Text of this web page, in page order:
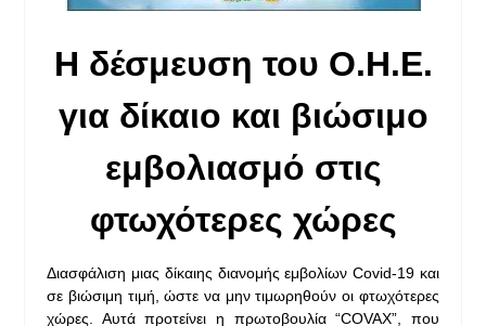
Η δέσμευση του Ο.Η.Ε.
για δίκαιο και βιώσιμο
εμβολιασμό στις
φτωχότερες χώρες
Διασφάλιση μιας δίκαιης διανομής εμβολίων Covid-19 και
σε βιώσιμη τιμή, ώστε να μην τιμωρηθούν οι φτωχότερες
χώρες. Αυτά προτείνει η πρωτοβουλία “COVAX”, που